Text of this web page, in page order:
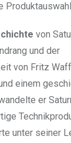
von
und der
von Fritz
einem
er
unter seiner